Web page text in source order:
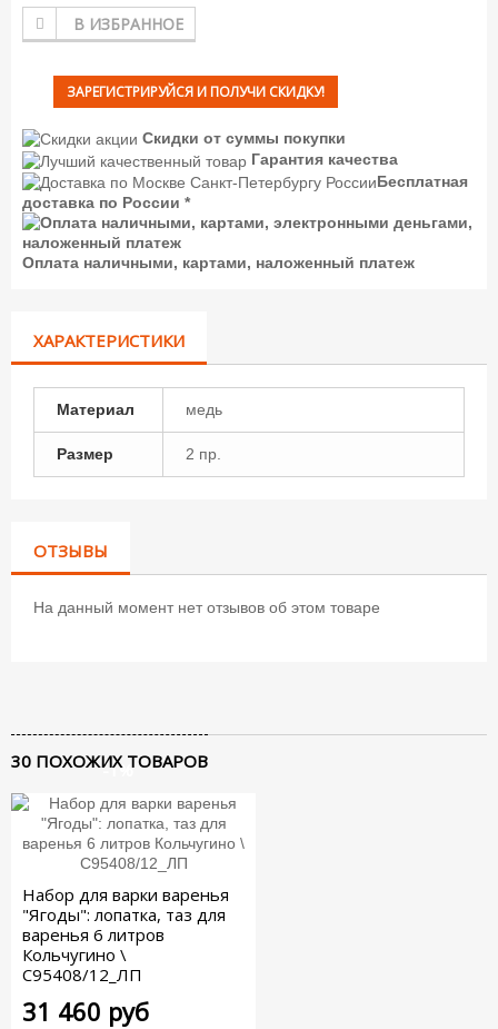
В ИЗБРАННОЕ
ЗАРЕГИСТРИРУЙСЯ И ПОЛУЧИ СКИДКУ!
Скидки от суммы покупки
Гарантия качества
Бесплатная
доставка по России *
Оплата наличными, картами, наложенный платеж
ХАРАКТЕРИСТИКИ
Материал медь
Размер 2 пр.
ОТЗЫВЫ
На данный момент нет отзывов об этом товаре
30 ПОХОЖИХ ТОВАРОВ
Набор для варки варенья
"Ягоды": лопатка, таз для
варенья 6 литров
Кольчугино \
С95408/12_ЛП
31 460 руб
-1%